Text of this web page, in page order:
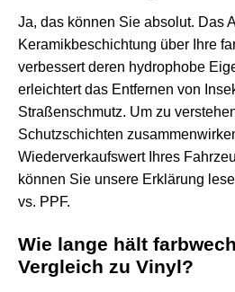
Ja, das können Sie absolut. Das
Keramikbeschichtung über Ihre
verbessert deren hydrophobe
erleichtert das Entfernen von
Straßenschmutz. Um zu
Schutzschichten
Wiederverkaufswert Ihres
können Sie unsere Erklärung
vs. PPF.
Wie lange hält
Vergleich zu Vinyl?